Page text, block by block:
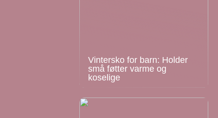
Vintersko for barn: Holder
små føtter varme og
koselige